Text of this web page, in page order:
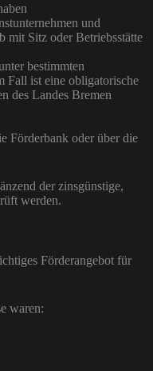
und
mit Sitz oder Betriebsstätte
bestimmten
Fall ist eine obligatorische
des Landes Bremen
Förderbank oder über die
der zinsgünstige,
werden.
Förderangebot für
waren: